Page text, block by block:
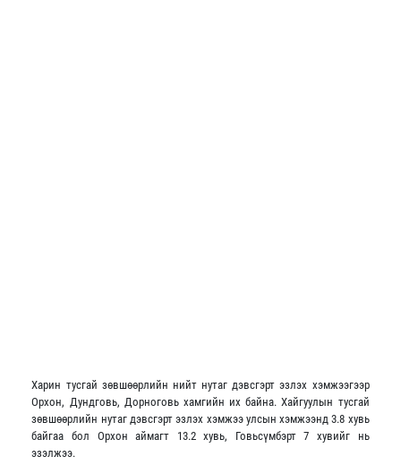
Харин тусгай зөвшөөрлийн нийт нутаг дэвсгэрт эзлэх хэмжээгээр
Орхон, Дундговь, Дорноговь хамгийн их байна. Хайгуулын тусгай
зөвшөөрлийн нутаг дэвсгэрт эзлэх хэмжээ улсын хэмжээнд 3.8 хувь
байгаа бол Орхон аймагт 13.2 хувь, Говьсүмбэрт 7 хувийг нь
эзэлжээ.